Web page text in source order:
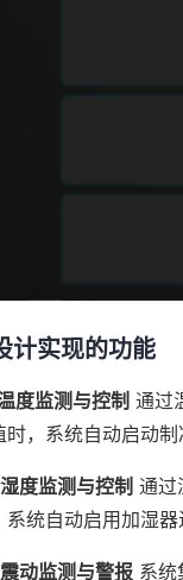
计实现的功能
度监测与控制 通过
时，系统自动启动
湿度监测与控制 通过
系统自动启用加湿
震动监测与警报 系统